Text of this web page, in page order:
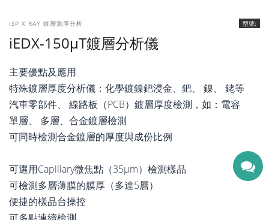
ISP X RAY 鍍層測厚分析
iEDX-150μT鍍層分析儀
型號:
主要優點及應用
特殊鍍層厚度分析儀：化學鍍鎳鈀浸金、鈀、 鎳、 銠等
汽車零部件、 線路板（PCB）鍍層厚度檢測，如：電容
單層、 多層、合金鍍層檢測
可同時檢測合金鍍層的厚度與成份比例
可選用Capillary微焦點（35μm）檢測樣品
可檢測多層薄膜的膜厚（多達5層）
便捷的樣品台操控